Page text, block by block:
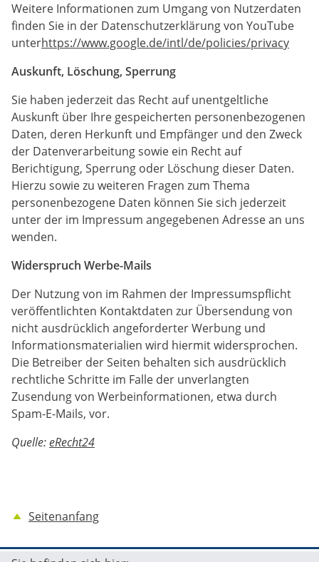
Weitere Informationen zum Umgang von Nutzerdaten
finden Sie in der Datenschutzerklärung von YouTube
unterhttps://www.google.de/intl/de/policies/privacy
Auskunft, Löschung, Sperrung
Sie haben jederzeit das Recht auf unentgeltliche
Auskunft über Ihre gespeicherten personenbezogenen
Daten, deren Herkunft und Empfänger und den Zweck
der Datenverarbeitung sowie ein Recht auf
Berichtigung, Sperrung oder Löschung dieser Daten.
Hierzu sowie zu weiteren Fragen zum Thema
personenbezogene Daten können Sie sich jederzeit
unter der im Impressum angegebenen Adresse an uns
wenden.
Widerspruch Werbe-Mails
Der Nutzung von im Rahmen der Impressumspflicht
veröffentlichten Kontaktdaten zur Übersendung von
nicht ausdrücklich angeforderter Werbung und
Informationsmaterialien wird hiermit widersprochen.
Die Betreiber der Seiten behalten sich ausdrücklich
rechtliche Schritte im Falle der unverlangten
Zusendung von Werbeinformationen, etwa durch
Spam-E-Mails, vor.
Quelle:eRecht24
Seitenanfang